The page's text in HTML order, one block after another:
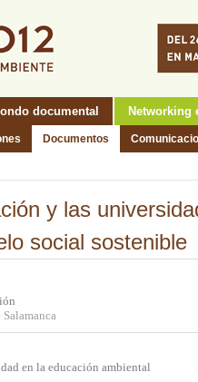
documental Networking
Documentos
y las
social sostenible
en la educación ambiental